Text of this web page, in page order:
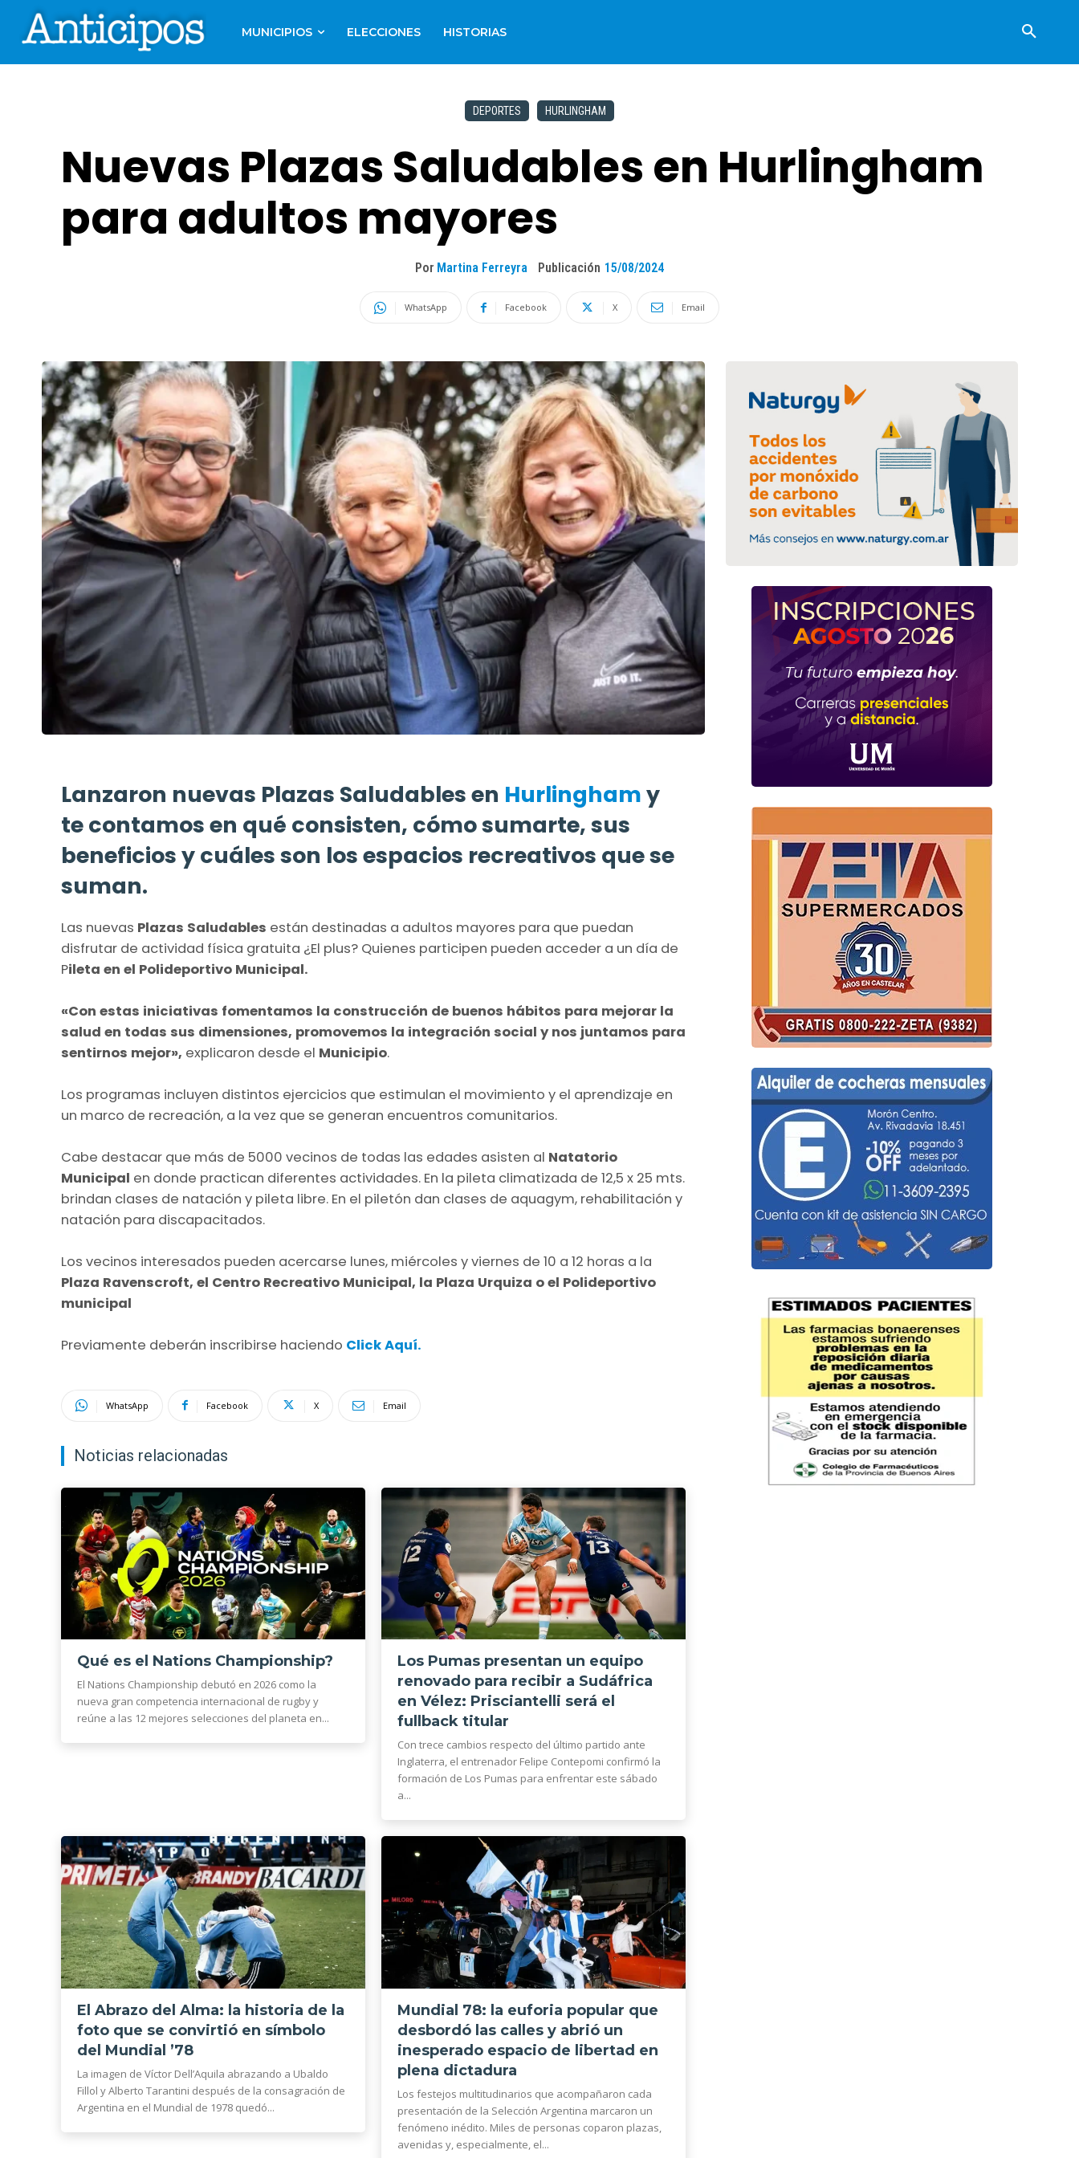
MUNICIPIOS ELECCIONES HISTORIAS
DEPORTES HURLINGHAM
Nuevas Plazas Saludables en Hurlingham
para adultos mayores
Por Martina Ferreyra Publicación 15/08/2024
WhatsApp Facebook X Email
Lanzaron nuevas Plazas Saludables en Hurlinghamy
te contamos en qué consisten, cómo sumarte, sus
beneficios y cuáles son los espacios recreativos que se
suman.
Las nuevas Plazas Saludables están destinadas a adultos mayores para que puedan
disfrutar de actividad física gratuita ¿El plus? Quienes participen pueden acceder a un día de
Pileta en el Polideportivo Municipal.
«Con estas iniciativas fomentamos la construcción de buenos hábitos para mejorar la
salud en todas sus dimensiones, promovemos la integración social y nos juntamos para
sentirnos mejor», explicaron desde el Municipio.
Los programas incluyen distintos ejercicios que estimulan el movimiento y el aprendizaje en
un marco de recreación, a la vez que se generan encuentros comunitarios.
Cabe destacar que más de 5000 vecinos de todas las edades asisten al Natatorio
Municipal en donde practican diferentes actividades. En la pileta climatizada de 12,5 x 25 mts.
brindan clases de natación y pileta libre. En el piletón dan clases de aquagym, rehabilitación y
natación para discapacitados.
Los vecinos interesados pueden acercarse lunes, miércoles y viernes de 10 a 12 horas a la
Plaza Ravenscroft, el Centro Recreativo Municipal, la Plaza Urquiza o el Polideportivo
municipal
Previamente deberán inscribirse haciendo Click Aquí.
WhatsApp Facebook X Email
Noticias relacionadas
Qué es el Nations Championship?
El Nations Championship debutó en 2026 como la
nueva gran competencia internacional de rugby y
reúne a las 12 mejores selecciones del planeta en...
Los Pumas presentan un equipo
renovado para recibir a Sudáfrica
en Vélez: Prisciantelli será el
fullback titular
Con trece cambios respecto del último partido ante
Inglaterra, el entrenador Felipe Contepomi confirmó la
formación de Los Pumas para enfrentar este sábado
a...
El Abrazo del Alma: la historia de la
foto que se convirtió en símbolo
del Mundial ’78
La imagen de Víctor Dell’Aquila abrazando a Ubaldo
Fillol y Alberto Tarantini después de la consagración de
Argentina en el Mundial de 1978 quedó...
Mundial 78: la euforia popular que
desbordó las calles y abrió un
inesperado espacio de libertad en
plena dictadura
Los festejos multitudinarios que acompañaron cada
presentación de la Selección Argentina marcaron un
fenómeno inédito. Miles de personas coparon plazas,
avenidas y, especialmente, el...